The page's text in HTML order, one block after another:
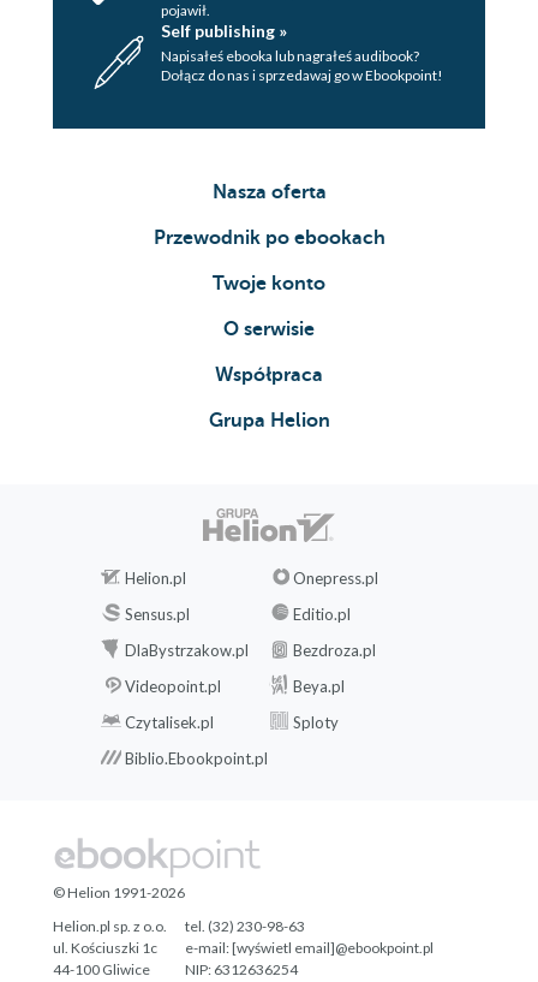
pojawił.
Self publishing »
Napisałeś ebooka lub nagrałeś audibook?
Dołącz do nas i sprzedawaj go w Ebookpoint!
Nasza oferta
Przewodnik po ebookach
Twoje konto
O serwisie
Współpraca
Grupa Helion
Helion.pl
Onepress.pl
Sensus.pl
Editio.pl
DlaBystrzakow.pl
Bezdroza.pl
Videopoint.pl
Beya.pl
Czytalisek.pl
Sploty
Biblio.Ebookpoint.pl
© Helion 1991-2026
Helion.pl sp. z o.o.
ul. Kościuszki 1c
44-100 Gliwice
tel. (32) 230-98-63
e-mail:[wyświetl email]@ebookpoint.pl
NIP: 6312636254